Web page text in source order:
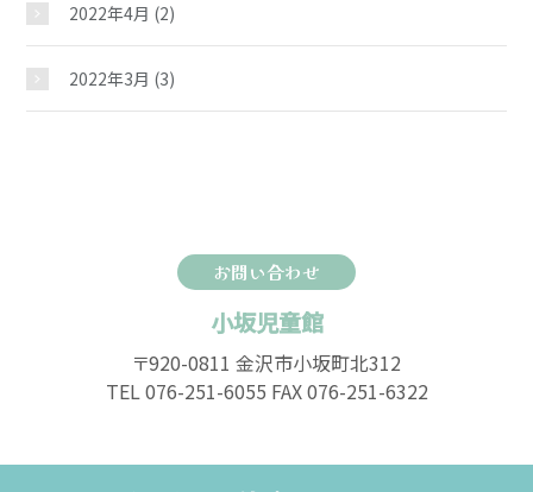
2022年4月 (2)
2022年3月 (3)
お問い合わせ
小坂児童館
〒920-0811 金沢市小坂町北312
TEL 076-251-6055 FAX 076-251-6322